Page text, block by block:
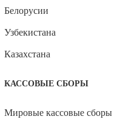
Белорусии
Узбекистана
Казахстана
КАССОВЫЕ СБОРЫ
Мировые кассовые сборы